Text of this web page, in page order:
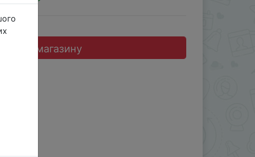
до магазину